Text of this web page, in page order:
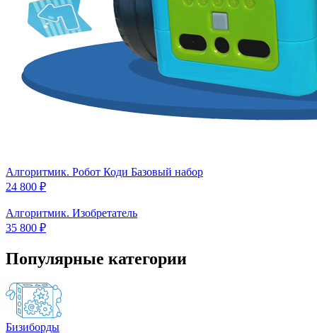
Алгоритмик. Робот Коди Базовый набор
24 800 ₽
Алгоритмик. Изобретатель
35 800 ₽
Популярные категории
Бизиборды